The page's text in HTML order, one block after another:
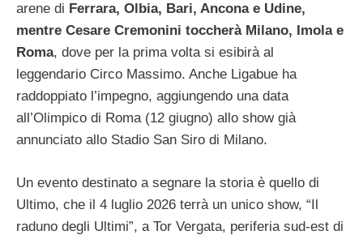
arene di Ferrara, Olbia, Bari, Ancona e Udine,
mentre Cesare Cremonini toccherà Milano, Imola e
Roma, dove per la prima volta si esibirà al
leggendario Circo Massimo. Anche Ligabue ha
raddoppiato l’impegno, aggiungendo una data
all’Olimpico di Roma (12 giugno) allo show già
annunciato allo Stadio San Siro di Milano.
Un evento destinato a segnare la storia è quello di
Ultimo, che il 4 luglio 2026 terrà un unico show, “Il
raduno degli Ultimi”, a Tor Vergata, periferia sud-est di